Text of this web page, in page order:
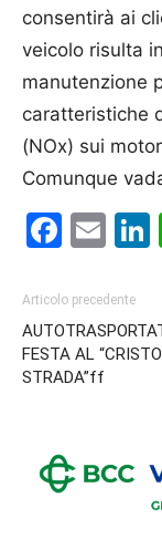
consentirà ai
veicolo risulta
manutenzione
caratteristiche
(NOx) sui
Comunque
Articolo precedente
FESTA AL
STRADA”ff